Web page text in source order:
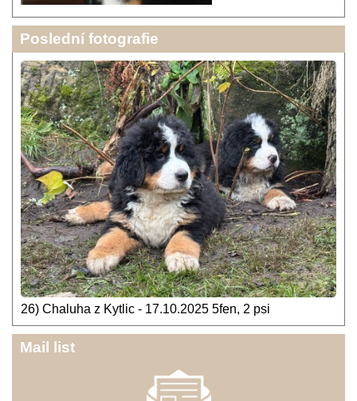
Poslední fotografie
26) Chaluha z Kytlic - 17.10.2025 5fen, 2 psi
Mail list